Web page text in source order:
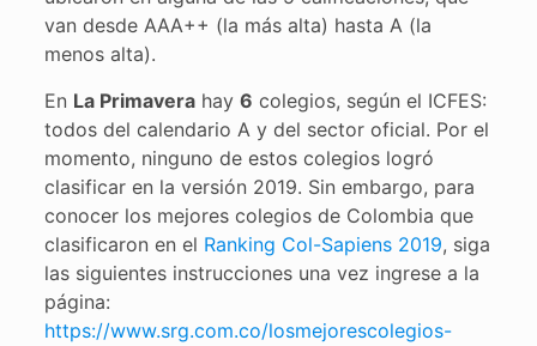
van desde AAA++ (la más alta) hasta A (la
menos alta).
En La Primaverahay 6 colegios, según el ICFES:
todos del calendario A y del sector oficial. Por el
momento, ninguno de estos colegios logró
clasificar en la versión 2019. Sin embargo, para
conocer los mejores colegios de Colombia que
clasificaron en el Ranking Col-Sapiens 2019, siga
las siguientes instrucciones una vez ingrese a la
página:
https://www.srg.com.co/losmejorescolegios-